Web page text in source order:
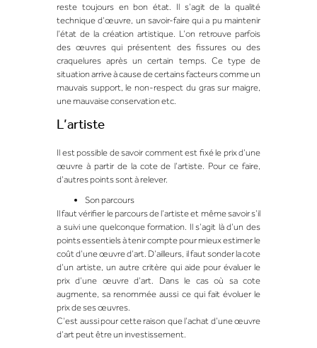
reste toujours en bon état. Il s’agit de la qualité
technique d’œuvre, un savoir-faire qui a pu maintenir
l’état de la création artistique. L’on retrouve parfois
des œuvres qui présentent des fissures ou des
craquelures après un certain temps. Ce type de
situation arrive à cause de certains facteurs comme un
mauvais support, le non-respect du gras sur maigre,
une mauvaise conservation etc.
L’artiste
Il est possible de savoir comment est fixé le prix d’une
œuvre à partir de la cote de l’artiste. Pour ce faire,
d’autres points sont à relever.
Son parcours
Il faut vérifier le parcours de l’artiste et même savoir s’il
a suivi une quelconque formation. Il s’agit là d’un des
points essentiels à tenir compte pour mieux estimer le
coût d’une œuvre d’art. D’ailleurs, il faut sonderla cote
d’un artiste , un autre critère qui aide pour évaluer le
prix d’une œuvre d’art. Dans le cas où sa cote
augmente, sa renommée aussi ce qui fait évoluer le
prix de ses œuvres.
C’est aussi pour cette raison que l’achat d’une œuvre
d’art peut être un investissement.